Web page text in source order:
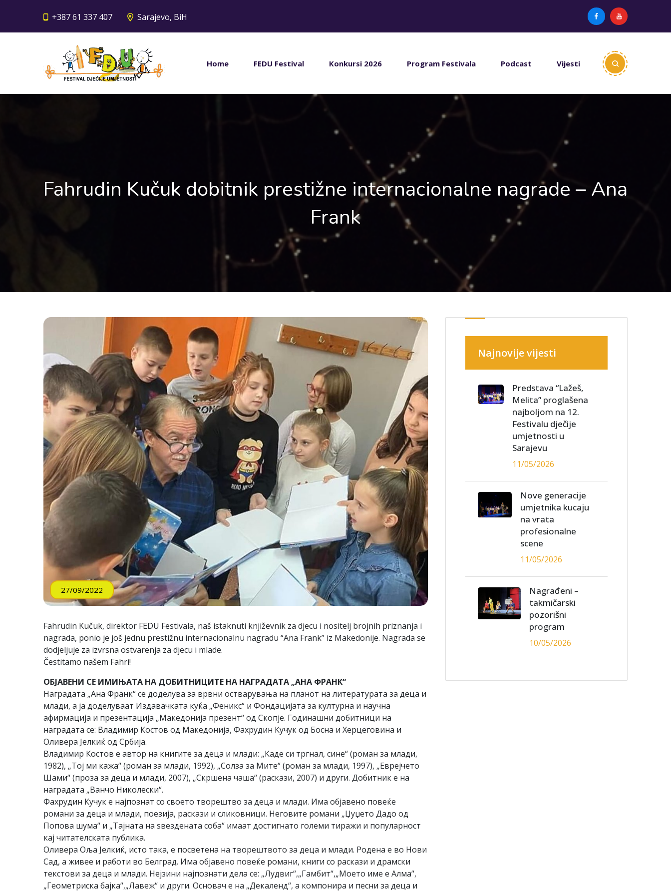
+387 61 337 407 Sarajevo, BiH
Home FEDU Festival Konkursi 2026 Program Festivala Podcast Vijesti
Fahrudin Kučuk dobitnik prestižne internacionalne nagrade – Ana
Frank
27/09/2022
Fahrudin Kučuk, direktor FEDU Festivala, naš istaknuti književnik za djecu i nositelj brojnih priznanja i
nagrada, ponio je još jednu prestižnu internacionalnu nagradu “Ana Frank” iz Makedonije. Nagrada se
dodjeljuje za izvrsna ostvarenja za djecu i mlade.
Čestitamo našem Fahri!
ОБЈАВЕНИ СЕ ИМИЊАТА НА ДОБИТНИЦИТЕ НА НАГРАДАТА „АНА ФРАНК“
Наградата „Ана Франк“ се доделува за врвни остварувања на планот на литературата за деца и
млади, а ја доделуваат Издавачката куќа „Феникс“ и Фондацијата за културна и научна
афирмација и презентација „Македонија презент“ од Скопје. Годинашни добитници на
наградата се: Владимир Костов од Македонија, Фахрудин Кучук од Босна и Херцеговина и
Оливера Јелкиќ од Србија.
Владимир Костов е автор на книгите за деца и млади: „Каде си тргнал, сине“ (роман за млади,
1982), „Тој ми кажа“ (роман за млади, 1992), „Солза за Мите“ (роман за млади, 1997), „Еврејчето
Шами“ (проза за деца и млади, 2007), „Скршена чаша“ (раскази, 2007) и други. Добитник е на
наградата „Ванчо Николески“.
Фахрудин Кучук е најпознат со своето творештво за деца и млади. Има објавено повеќе
романи за деца и млади, поезија, раскази и сликовници. Неговите романи „Џуџето Дадо од
Попова шума“ и „Тајната на ѕвездената соба“ имаат достигнато големи тиражи и популарност
кај читателската публика.
Оливера Оља Јелкиќ, исто така, е посветена на творештвото за деца и млади. Родена е во Нови
Сад, а живее и работи во Белград. Има објавено повеќе романи, книги со раскази и драмски
текстови за деца и млади. Нејзини најпознати дела се: „Лудвиг“,„Гамбит“,„Моето име е Алма“,
„Геометриска бајка“,„Лавеж“ и други. Основач е на „Декаленд“, а компонира и песни за деца и
Najnovije vijesti
Predstava “Lažeš,
Melita” proglašena
najboljom na 12.
Festivalu dječije
umjetnosti u
Sarajevu
11/05/2026
Nove generacije
umjetnika kucaju
na vrata
profesionalne
scene
11/05/2026
Nagrađeni –
takmičarski
pozorišni
program
10/05/2026